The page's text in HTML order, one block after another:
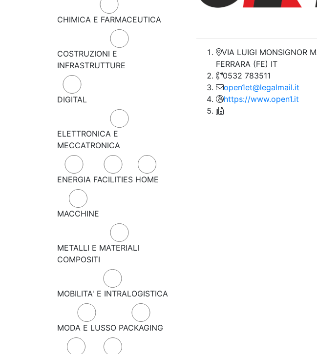
CHIMICA E FARMACEUTICA
COSTRUZIONI E
INFRASTRUTTURE
DIGITAL
ELETTRONICA E
MECCATRONICA
ENERGIA FACILITIES HOME
MACCHINE
METALLI E MATERIALI
COMPOSITI
MOBILITA' E INTRALOGISTICA
MODA E LUSSO PACKAGING
VIA LUIGI MONSIGNOR
FERRARA (FE) IT
0532 783511
open1et@legalmail.it
https://www.open1.it